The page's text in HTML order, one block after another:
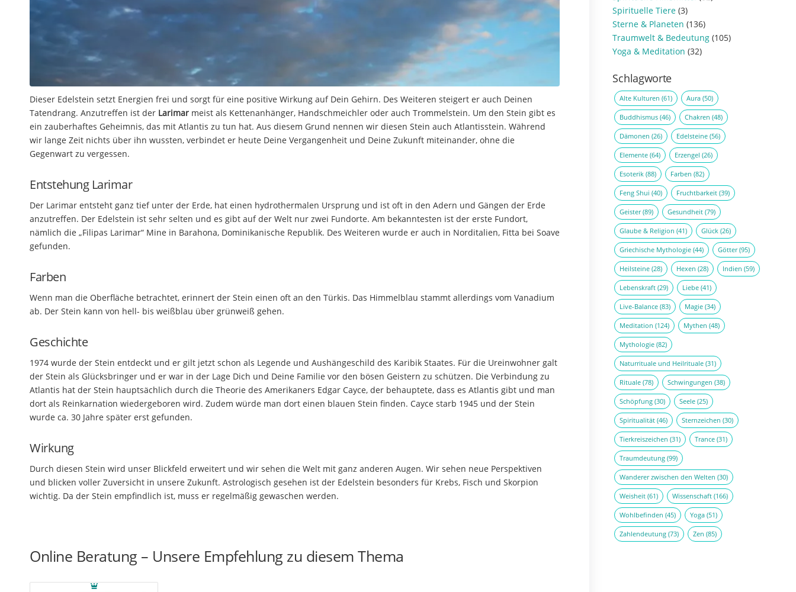
Dieser Edelstein setzt Energien frei und sorgt für eine positive Wirkung auf Dein Gehirn. Des Weiteren steigert er auch Deinen
Tatendrang. Anzutreffen ist der Larimar meist als Kettenanhänger, Handschmeichler oder auch Trommelstein. Um den Stein gibt es
ein zauberhaftes Geheimnis, das mit Atlantis zu tun hat. Aus diesem Grund nennen wir diesen Stein auch Atlantisstein. Während
wir lange Zeit nichts über ihn wussten, verbindet er heute Deine Vergangenheit und Deine Zukunft miteinander, ohne die
Gegenwart zu vergessen.
Entstehung Larimar
Der Larimar entsteht ganz tief unter der Erde, hat einen hydrothermalen Ursprung und ist oft in den Adern und Gängen der Erde
anzutreffen. Der Edelstein ist sehr selten und es gibt auf der Welt nur zwei Fundorte. Am bekanntesten ist der erste Fundort,
nämlich die „Filipas Larimar“ Mine in Barahona, Dominikanische Republik. Des Weiteren wurde er auch in Norditalien, Fitta bei Soave
gefunden.
Farben
Wenn man die Oberfläche betrachtet, erinnert der Stein einen oft an den Türkis. Das Himmelblau stammt allerdings vom Vanadium
ab. Der Stein kann von hell- bis weißblau über grünweiß gehen.
Geschichte
1974 wurde der Stein entdeckt und er gilt jetzt schon als Legende und Aushängeschild des Karibik Staates. Für die Ureinwohner galt
der Stein als Glücksbringer und er war in der Lage Dich und Deine Familie vor den bösen Geistern zu schützen. Die Verbindung zu
Atlantis hat der Stein hauptsächlich durch die Theorie des Amerikaners Edgar Cayce, der behauptete, dass es Atlantis gibt und man
dort als Reinkarnation wiedergeboren wird. Zudem würde man dort einen blauen Stein finden. Cayce starb 1945 und der Stein
wurde ca. 30 Jahre später erst gefunden.
Wirkung
Durch diesen Stein wird unser Blickfeld erweitert und wir sehen die Welt mit ganz anderen Augen. Wir sehen neue Perspektiven
und blicken voller Zuversicht in unsere Zukunft. Astrologisch gesehen ist der Edelstein besonders für Krebs, Fisch und Skorpion
wichtig. Da der Stein empfindlich ist, muss er regelmäßig gewaschen werden.
Online Beratung – Unsere Empfehlung zu diesem Thema
Spirituelle Tiere (3)
Sterne & Planeten (136)
Traumwelt & Bedeutung (105)
Yoga & Meditation (32)
Schlagworte
Alte Kulturen (61) Aura (50)
Buddhismus (46) Chakren (48)
Dämonen (26) Edelsteine (56)
Elemente (64) Erzengel (26)
Esoterik (88) Farben (82)
Feng Shui (40) Fruchtbarkeit (39)
Geister(89) Gesundheit (79)
Glaube & Religion (41) Glück (26)
Griechische Mythologie (44) Götter(95)
Heilsteine (28) Hexen (28) Indien (59)
Lebenskraft (29) Liebe (41)
Live-Balance (83) Magie (34)
Meditation (124) Mythen (48)
Mythologie (82)
Naturrituale und Heilrituale (31)
Rituale (78) Schwingungen (38)
Schöpfung (30) Seele (25)
Spiritualität (46) Sternzeichen (30)
Tierkreiszeichen (31) Trance (31)
Traumdeutung (99)
Wanderer zwischen den Welten (30)
Weisheit (61) Wissenschaft (166)
Wohlbefinden (45) Yoga (51)
Zahlendeutung (73) Zen (85)